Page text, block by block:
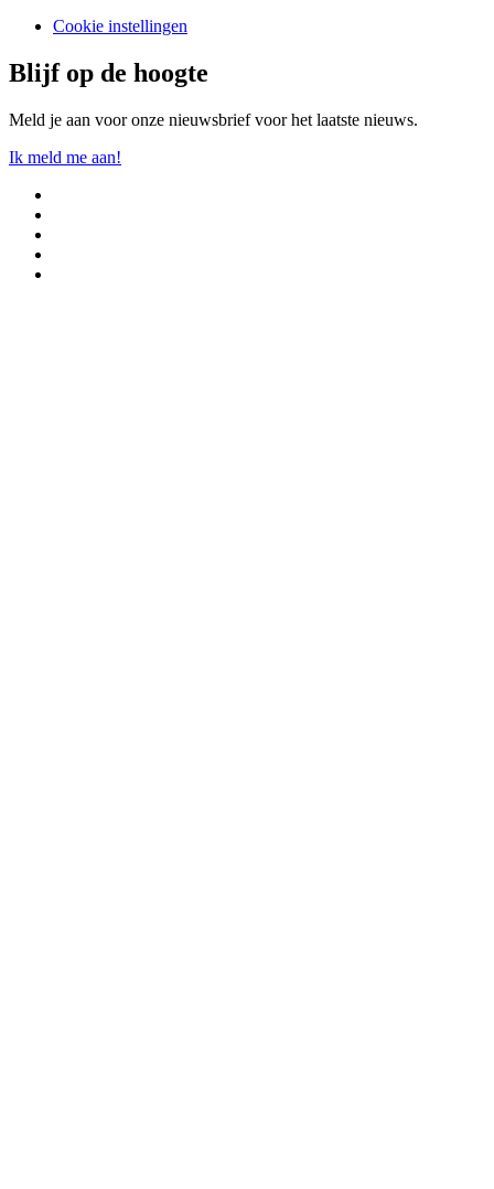
Cookie instellingen
Blijf op de hoogte
Meld je aan voor onze nieuwsbrief voor het laatste nieuws.
Ik meld me aan!